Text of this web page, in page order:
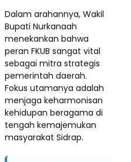
Dalam arahannya, Wakil
Bupati Nurkanaah
menekankan bahwa
peran FKUB sangat vital
sebagai mitra strategis
pemerintah daerah.
Fokus utamanya adalah
menjaga keharmonisan
kehidupan beragama di
tengah kemajemukan
masyarakat Sidrap.